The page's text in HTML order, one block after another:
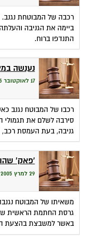
רכבה של המבוטחת
ביימה את הגניבה
התנדפו ברוח.
נענשה
17 לאוקטובר 2005
רכבו של המבוטח נגנב
סירבה לשלם את תגמולי
גניבה, בעת העמסת
'פאק'
29 למרץ 2005
משאיתו של המבוטח
גרסת החתמת הראשית
באשר למשבצת בהצעת